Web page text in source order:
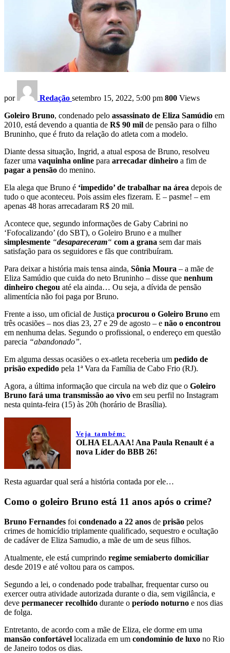
por Redação setembro 15, 2022, 5:00 pm 800 Views
Goleiro Bruno, condenado pelo assassinato de Eliza Samúdio em
2010, está devendo a quantia de R$ 90 mil de pensão para o filho
Bruninho, que é fruto da relação do atleta com a modelo.
Diante dessa situação, Ingrid, a atual esposa de Bruno, resolveu
fazer uma vaquinha online para arrecadar dinheiro a fim de
pagar a pensão do menino.
Ela alega que Bruno é ‘impedido’ de trabalhar na área depois de
tudo o que aconteceu. Pois assim eles fizeram. E – pasme! – em
apenas 48 horas arrecadaram R$ 20 mil.
Acontece que, segundo informações de Gaby Cabrini no
‘Fofocalizando’ (do SBT), o Goleiro Bruno e a mulher
simplesmente “desapareceram“ com a grana sem dar mais
satisfação para os seguidores e fãs que contribuíram.
Para deixar a história mais tensa ainda, Sônia Moura – a mãe de
Eliza Samúdio que cuida do neto Bruninho – disse que nenhum
dinheiro chegou até ela ainda… Ou seja, a dívida de pensão
alimentícia não foi paga por Bruno.
Frente a isso, um oficial de Justiça procurou o Goleiro Bruno em
três ocasiões – nos dias 23, 27 e 29 de agosto – e não o encontrou
em nenhuma delas. Segundo o profissional, o endereço em questão
parecia “abandonado”.
Em alguma dessas ocasiões o ex-atleta receberia um pedido de
prisão expedido pela 1ª Vara da Família de Cabo Frio (RJ).
Agora, a última informação que circula na web diz que o Goleiro
Bruno fará uma transmissão ao vivo em seu perfil no Instagram
nesta quinta-feira (15) às 20h (horário de Brasília).
Veja também:
OLHA ELAAA! Ana Paula Renault é a
nova Líder do BBB 26!
Resta aguardar qual será a história contada por ele…
Como o goleiro Bruno está 11 anos após o crime?
Bruno Fernandes foi condenado a 22 anos de prisão pelos
crimes de homicídio triplamente qualificado, sequestro e ocultação
de cadáver de Eliza Samudio, a mãe de um de seus filhos.
Atualmente, ele está cumprindo regime semiaberto domiciliar
desde 2019 e até voltou para os campos.
Segundo a lei, o condenado pode trabalhar, frequentar curso ou
exercer outra atividade autorizada durante o dia, sem vigilância, e
deve permanecer recolhido durante o período noturno e nos dias
de folga.
Entretanto, de acordo com a mãe de Eliza, ele dorme em uma
mansão confortável localizada em um condomínio de luxo no Rio
de Janeiro todos os dias.